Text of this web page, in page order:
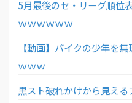
5月最後のセ・リーグ順位
ｗｗｗｗｗｗ
【動画】バイクの少年を
ｗｗｗ
黒スト破れかけから見え